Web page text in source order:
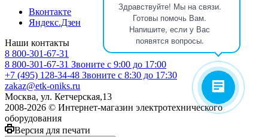
Здравствуйте! Мы на связи.
Готовы помочь Вам.
Напишите, если у Вас
появятся вопросы.
Вконтакте
Яндекс.Дзен
Наши контакты
8 800-301-67-31
8 800-301-67-31 Звоните с 9:00 до 17:00
+7 (495) 128-34-48 Звоните с 8:30 до 17:30
zakaz@etk-oniks.ru
Москва, ул. Кетчерская,13
2008-2026 © Интернет-магазин электротехнического
оборудования
Версия для печати